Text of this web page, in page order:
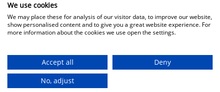
Endereço : No.29 Jinfu 2ª estrada, Huanan Ind Park, cidade de
Liaobu, cidade de Dongguan, província de Guangdong, China
Endereço do escritório : No.6 Zhuangyuan Road, Park Songshan
Direitos autorais©Brothersbox Industrial Co., Ltd. Todos os
direitos reservados. |
We use cookies
We may place these for analysis of our visitor data, to improve our website,
show personalised content and to give you a great website experience. For
more information about the cookies we use open the settings.
Accept all
Deny
No, adjust